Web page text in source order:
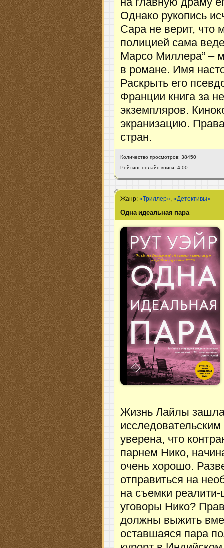
на главную драму
Однако рукопись
Сара не верит, что
полицией сама
Марсо Миллера” –
в романе. Имя
Раскрыть его
Франции книга за
экземпляров.
экранизацию.
стран.
Количество просмотров: 38450
Рейтинг онлайн книги: 4.00
Жанр:«Триллер»,«Детективы»
Одна идеальная пара
Жизнь Лайлы зашла
уверена, что
парнем Нико,
очень хорошо.
отправиться на
на съемки
уговоры Нико?
должны выжить
оставшаяся пара